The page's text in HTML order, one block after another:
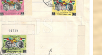
JS
JORDANSTAMPS.COM
EST. 2007